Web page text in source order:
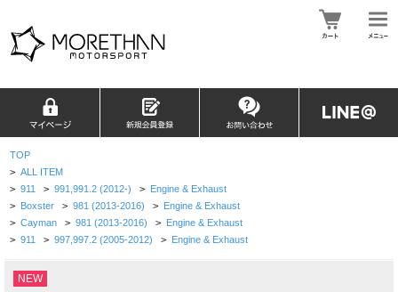
TOP
> ALL ITEM
> 911 > 991,991.2 (2012-) > Engine & Exhaust
> Boxster > 981 (2013-2016) > Engine & Exhaust
> Cayman > 981 (2013-2016) > Engine & Exhaust
> 911 > 997,997.2 (2005-2012) > Engine & Exhaust
NEW